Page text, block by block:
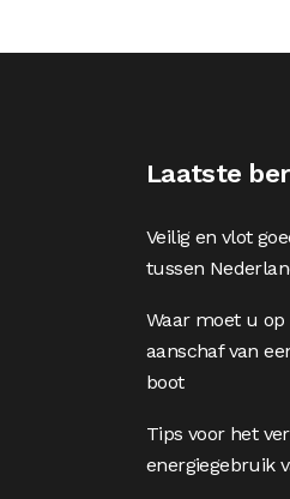
Laatste
Veilig en vlot
tussen
Waar moet u
aanschaf van
boot
Tips voor het
energiegebruik